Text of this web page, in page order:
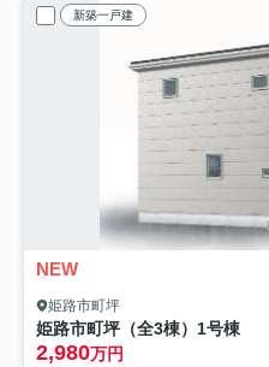
新築一戸建
NEW
姫路市町坪
姫路市町坪（全3棟）1号棟
2,980万円